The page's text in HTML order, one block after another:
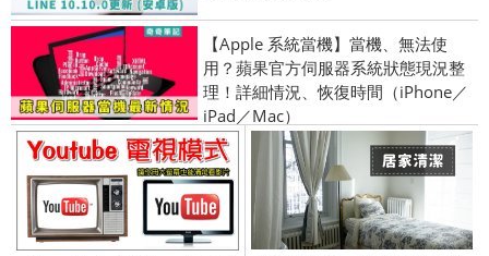
【Apple 系統當機】當機、無法使
用？蘋果官方伺服器系統狀態現況整
理！詳細情況、恢復時間（iPhone／
iPad／Mac）